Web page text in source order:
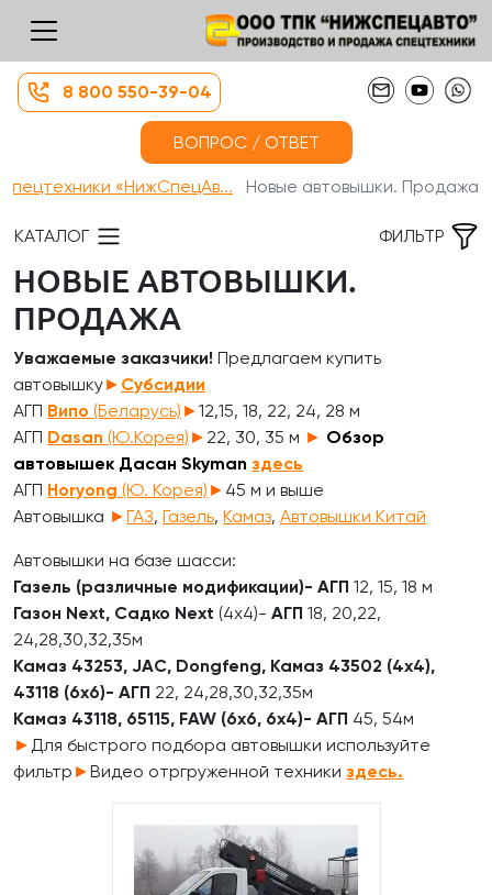
8 800 550-39-04
ВОПРОС / ОТВЕТ
«НижСпецАв... Новые автовышки. Продажа
КАТАЛОГ ФИЛЬТР
НОВЫЕ АВТОВЫШКИ.
ПРОДАЖА
Уважаемые заказчики! Предлагаем купить
автовышку► Субсидии
АГП Випо (Беларусь) ►12,15, 18, 22, 24, 28 м
АГП Dasan (Ю.Корея) ► 22, 30, 35 м ► Обзор
автовышек Дасан Skyman здесь
АГП Horyong (Ю. Корея) ► 45 м и выше
Автовышка ►ГАЗ, Газель, Камаз, Автовышки Китай
Автовышки на базе шасси:
Газель (различные модификации)- АГП 12, 15, 18 м
Газон Next, Садко Next (4х4)- АГП 18, 20,22,
24,28,30,32,35м
Камаз 43253, JAC, Dongfeng, Камаз 43502 (4х4),
43118 (6х6)- АГП 22, 24,28,30,32,35м
Камаз 43118, 65115, FAW (6х6, 6х4)- АГП 45, 54м
►Для быстрого подбора автовышки используйте
фильтр ►Видео отргруженной техники здесь.